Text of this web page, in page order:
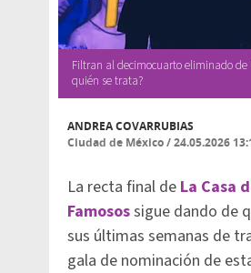
Filtran al decimocuarto eliminado de
quién se trata?
ANDREA COVARRUBIAS
Ciudad de México/24.05.2026
La recta final de La Casa
Famosossigue dando de
sus últimas semanas de
gala de nominación de